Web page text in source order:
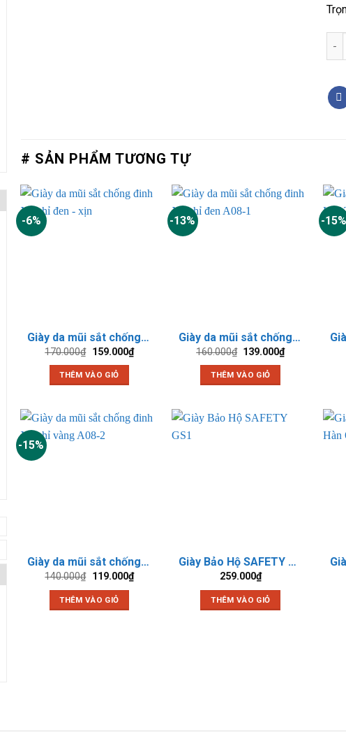
# SẢN PHẨM TƯƠNG TỰ
-6%
Giày da mũi sắt chống đinh XP chỉ đen – xịn
170.000₫ Giá
là:
170.000₫.
159.000₫Giá
hiện
THÊM VÀO GIỎ
-13%
Giày da mũi sắt chống đinh XP chỉ đen A08-1
160.000₫ Giá
là:
160.000₫.
139.000₫Giá
hiện
THÊM VÀO GIỎ
-15%
-15%
Giày da mũi sắt chống đinh XP chỉ vàng A08-2
140.000₫ Giá
là:
140.000₫.
119.000₫Giá
hiện
THÊM VÀO GIỎ
Giày Bảo Hộ SAFETY GS1
259.000₫
THÊM VÀO GIỎ